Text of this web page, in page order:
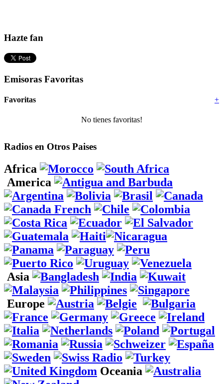
Hazte fan
Emisoras Favoritas
+
Favoritas
No tienes favoritas!
Radios en Otros Paises
Africa
America
Asia
Europe
Oceania